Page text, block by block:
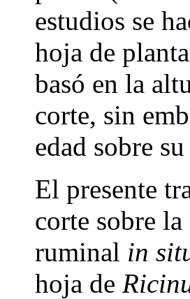
estudios se
hoja de
basó en la
corte, sin
edad sobre
El presente
corte sobre
ruminal in
hoja de